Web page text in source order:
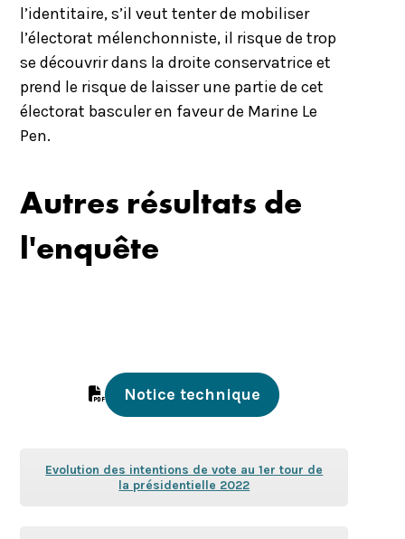
l’identitaire, s’il veut tenter de mobiliser
l’électorat mélenchonniste, il risque de trop
se découvrir dans la droite conservatrice et
prend le risque de laisser une partie de cet
électorat basculer en faveur de Marine Le
Pen.
Autres résultats de
l'enquête
Notice technique
Evolution des intentions de vote au 1er tour de
la présidentielle 2022